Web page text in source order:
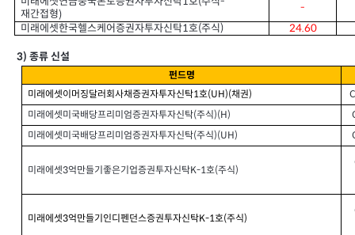
재간접형)
-
미래에셋한국헬스케어증권자투자신탁1호(주식) 24.60
3) 종류 신설
펀드명
미래에셋이머징달러회사채증권자투자신탁1호(UH)(채권)
미래에셋미국배당프리미엄증권자투자신탁(주식)(H)
미래에셋미국배당프리미엄증권자투자신탁(주식)(UH)
미래에셋3억만들기좋은기업증권투자신탁K-1호(주식)
미래에셋3억만들기인디펜던스증권투자신탁K-1호(주식)